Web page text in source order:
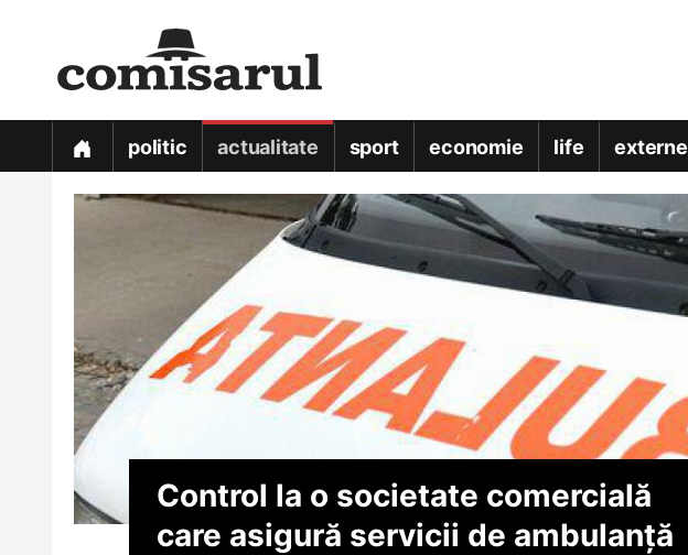
politic actualitate sport economie life externe
Control la o societate comercială
care asigură servicii de ambulanță